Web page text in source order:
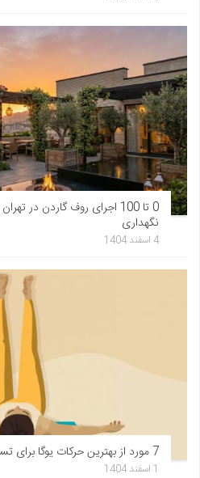
0 تا 100 اجرای روف گاردن در
نگهداری
4 اسفند 1404
7 مورد از بهترین حرکات یوگا برای تسکین استرس
1 اسفند 1404